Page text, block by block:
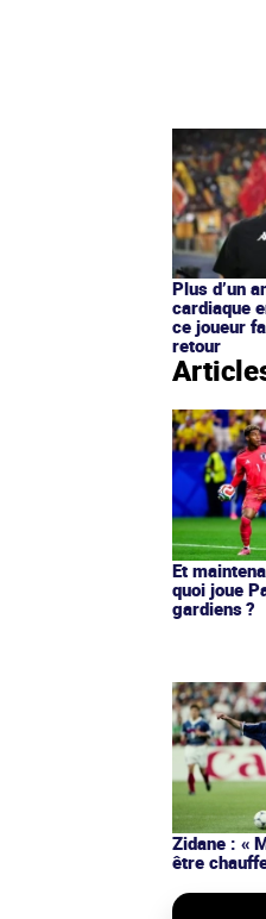
Plus d’un
cardiaque
ce joueur
retour
Et
quoi joue
gardiens ?
Zidane : «
être